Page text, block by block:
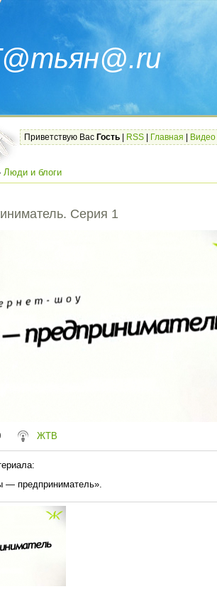
Приветствую Вас Гость RSS Главная Видео
Люди и блоги
Серия 1
ЖТВ
:
— предприниматель».